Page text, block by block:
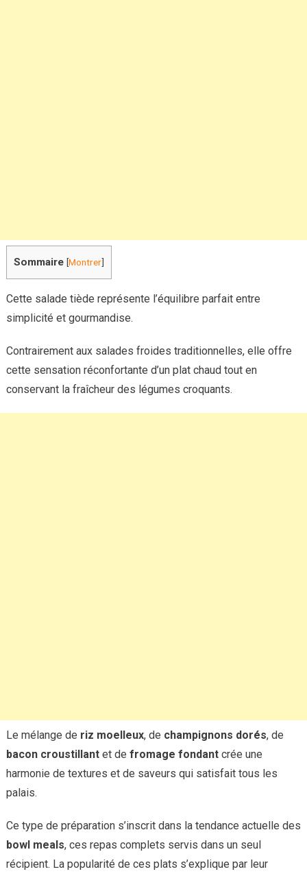
Sommaire [Montrer]
Cette salade tiède représente l’équilibre parfait entre
simplicité et gourmandise.
Contrairement aux salades froides traditionnelles, elle offre
cette sensation réconfortante d’un plat chaud tout en
conservant la fraîcheur des légumes croquants.
Le mélange de riz moelleux, de champignons dorés, de
bacon croustillantet de fromage fondantcrée une
harmonie de textures et de saveurs qui satisfait tous les
palais.
Ce type de préparation s’inscrit dans la tendance actuelle des
bowl meals, ces repas complets servis dans un seul
récipient. La popularité de ces plats s’explique par leur